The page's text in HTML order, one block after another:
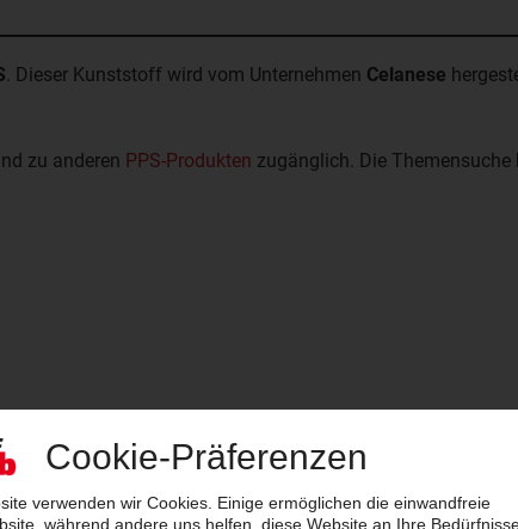
. Dieser Kunststoff wird vom Unternehmen Celanese
zu anderen PPS-Produkten zugänglich. Die Themensuche